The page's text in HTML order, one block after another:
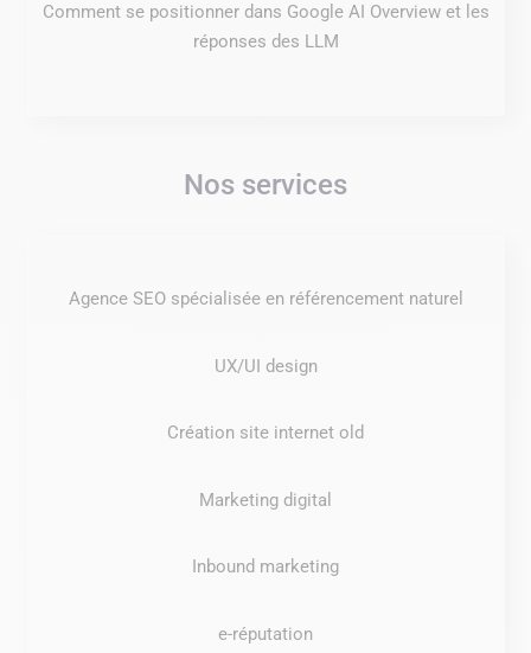
Comment se positionner dans Google AI Overview et les
réponses des LLM
Nos services
Agence SEO spécialisée en référencement naturel
UX/UI design
Création site internet old
Marketing digital
Inbound marketing
e-réputation